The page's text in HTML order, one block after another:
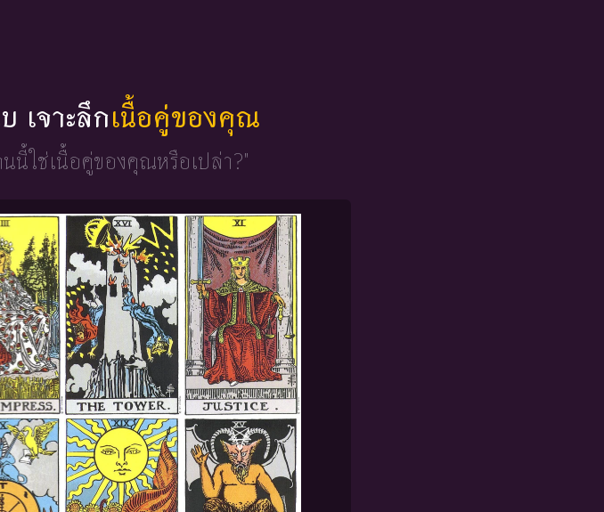
เจาะลึกเนื้อคู่ของคุณ
นี้ใช่เนื้อคู่ของคุณหรือเปล่า?"